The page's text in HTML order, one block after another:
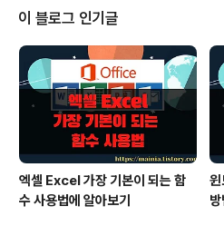
해 마우스로 미세하게 움직여도 잘 안됩니다.
하고 오른쪽 마우스를 눌러 [도형 서식] 메뉴를
다. ※ 아래는 참고하면 좋을 만한 글들의 링크
입니다. ※ ▶ 엑셀 Excel 도형 정렬하는 여러
엑셀(Excel) 도형 안에 셀 참조해서 데이터
xcel 이미지..
이 블로그 인기글
엑셀 Excel 가장 기본이 되는 함
수 사용법에 알아보기
윈
방